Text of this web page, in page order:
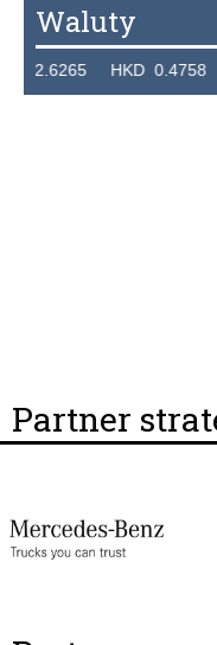
Waluty
HKD 0.4758
Partner